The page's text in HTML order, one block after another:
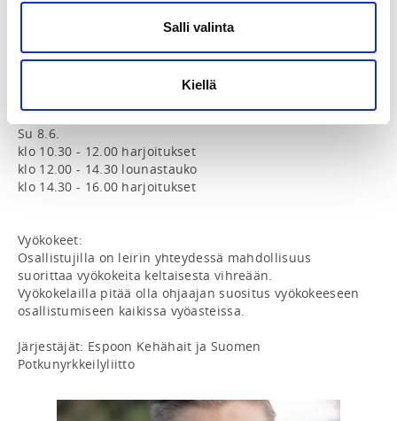
Salli valinta
Kiellä
La 7.6.
klo 10.30 - 10.50 rekisteröityminen
klo 12.30 - 15.00 lounastauko
klo 15.00 - 16.30 harjoitukset
Su 8.6.
klo 10.30 - 12.00 harjoitukset
klo 12.00 - 14.30 lounastauko
klo 14.30 - 16.00 harjoitukset
Vyökokeet:
Osallistujilla on leirin yhteydessä mahdollisuus
suorittaa vyökokeita keltaisesta vihreään.
Vyökokelailla pitää olla ohjaajan suositus vyökokeeseen
osallistumiseen kaikissa vyöasteissa.
Järjestäjät: Espoon Kehähait ja Suomen
Potkunyrkkeilyliitto